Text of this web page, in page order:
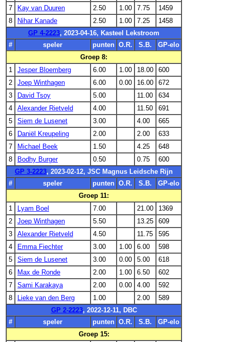
7
Kay van Duuren 2.50 1.00 7.75
1459
8
Nihar Kanade 2.50 1.00 7.25
1458
GP 4-2223, 2023-04-16, Kasteel Lekstroom
#
speler punten O.R. S.B.
GP-elo
Groep 8:
1
Jesper Bloemberg 6.00 1.00 18.00
600
2
Joep Winthagen 6.00 0.00 16.00
672
3
David Tsoy 5.00 11.00
634
4
Alexander Rietveld 4.00 11.50
691
5
Siem de Lusenet 3.00 4.00
665
6
Daniël Kreupeling 2.00 2.00
633
7
Michael Beek 1.50 4.25
648
8
Bodhy Burger 0.50 0.75
600
GP 3-2223, 2023-02-12, JSC Magnus Leidsche Rijn
#
speler punten O.R. S.B.
GP-elo
Groep 11:
1
Lyam Boel 7.00 21.00
1369
2
Joep Winthagen 5.50 13.25
609
3
Alexander Rietveld 4.50 11.75
595
4
Emma Fiechter 3.00 1.00 6.00
598
5
Siem de Lusenet 3.00 0.00 5.00
618
6
Max de Ronde 2.00 1.00 6.50
602
7
Sami Karakaya 2.00 0.00 4.00
592
8
Lieke van den Berg 1.00 2.00
589
GP 2-2223, 2022-12-11, DBC
#
speler punten O.R. S.B.
GP-elo
Groep 15: